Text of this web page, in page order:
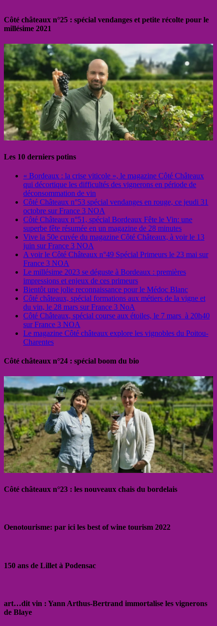
Côté châteaux n°25 : spécial vendanges et petite récolte pour le
millésime 2021
Les 10 derniers potins
« Bordeaux : la crise viticole », le magazine Côté Châteaux
qui décortique les difficultés des vignerons en période de
déconsommation de vin
Côté Châteaux n°53 spécial vendanges en rouge, ce jeudi 31
octobre sur France 3 NOA
Côté Châteaux n°51, spécial Bordeaux Fête le Vin: une
superbe fête résumée en un magazine de 28 minutes
Vive la 50e cuvée du magazine Côté Châteaux, à voir le 13
juin sur France 3 NOA
A voir le Côté Châteaux n°49 Spécial Primeurs le 23 mai sur
France 3 NOA
Le millésime 2023 se déguste à Bordeaux : premières
impressions et enjeux de ces primeurs
Bientôt une jolie reconnaissance pour le Médoc Blanc
Côté châteaux, spécial formations aux métiers de la vigne et
du vin, le 28 mars sur France 3 NoA
Côté Châteaux, spécial course aux étoiles, le 7 mars à 20h40
sur France 3 NOA
Le magazine Côté châteaux explore les vignobles du Poitou-
Charentes
Côté châteaux n°24 : spécial boom du bio
Côté châteaux n°23 : les nouveaux chais du bordelais
Oenotourisme: par ici les best of wine tourism 2022
150 ans de Lillet à Podensac
art…dit vin : Yann Arthus-Bertrand immortalise les vignerons
de Blaye